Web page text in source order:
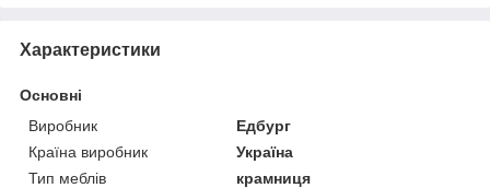
Характеристики
Основні
Виробник
Едбург
Країна виробник
Україна
Тип меблів
крамниця